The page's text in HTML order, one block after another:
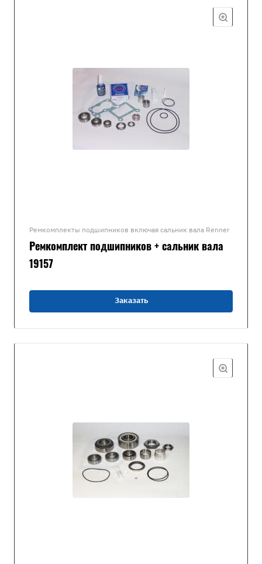
Ремкомплекты подшипников включая сальник вала Renner
Ремкомплект подшипников + сальник вала
19157
Заказать